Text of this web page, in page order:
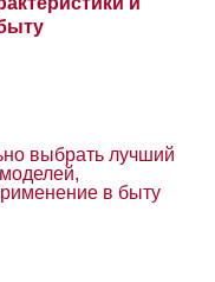
выбрать лучший
в быту